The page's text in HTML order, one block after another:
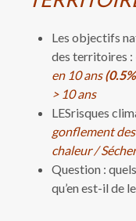
Les objectifs
des territoires :
en 10 ans
> 10 ans
LESrisques
gonflement
chaleur /
Question :
qu’en est-il de